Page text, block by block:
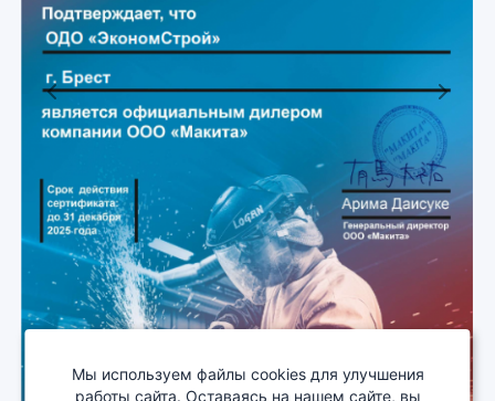
Previous Next
Мы используем файлы cookies для улучшения
работы сайта. Оставаясь на нашем сайте, вы